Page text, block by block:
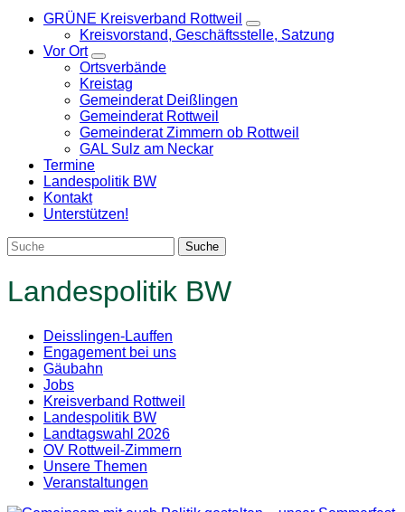
GRÜNE Kreisverband Rottweil
Zeige
Untermenü
Kreisvorstand, Geschäftsstelle, Satzung
Vor Ort
Zeige
Untermenü
Ortsverbände
Kreistag
Gemeinderat Deißlingen
Gemeinderat Rottweil
Gemeinderat Zimmern ob Rottweil
GAL Sulz am Neckar
Termine
Landespolitik BW
Kontakt
Unterstützen!
Landespolitik BW
Deisslingen-Lauffen
Engagement bei uns
Gäubahn
Jobs
Kreisverband Rottweil
Landespolitik BW
Landtagswahl 2026
OV Rottweil-Zimmern
Unsere Themen
Veranstaltungen